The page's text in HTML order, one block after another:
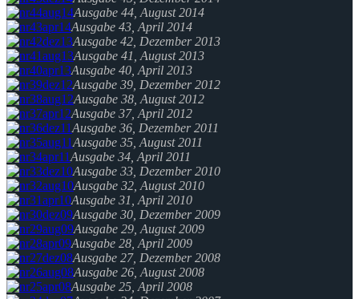
Ausgabe 44, August 2014
Ausgabe 43, April 2014
Ausgabe 42, Dezember 2013
Ausgabe 41, August 2013
Ausgabe 40, April 2013
Ausgabe 39, Dezember 2012
Ausgabe 38, August 2012
Ausgabe 37, April 2012
Ausgabe 36, Dezember 2011
Ausgabe 35, August 2011
Ausgabe 34, April 2011
Ausgabe 33, Dezember 2010
Ausgabe 32, August 2010
Ausgabe 31, April 2010
Ausgabe 30, Dezember 2009
Ausgabe 29, August 2009
Ausgabe 28, April 2009
Ausgabe 27, Dezember 2008
Ausgabe 26, August 2008
Ausgabe 25, April 2008